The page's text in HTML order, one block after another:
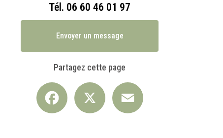
Tél. 06 60 46 01 97
Envoyer un message
Partagez cette page
Facebook